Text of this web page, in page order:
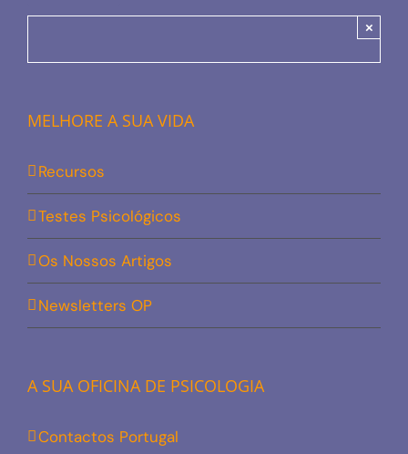
×
MELHORE A SUA VIDA
Recursos
Testes Psicológicos
Os Nossos Artigos
Newsletters OP
A SUA OFICINA DE PSICOLOGIA
Contactos Portugal